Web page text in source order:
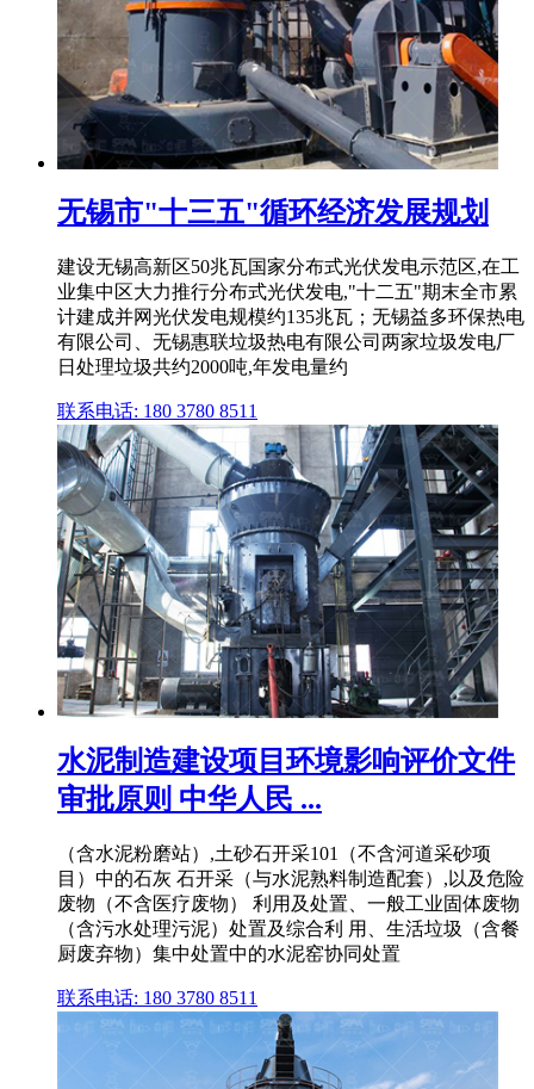
无锡市"十三五"循环经济发展规划
建设无锡高新区50兆瓦国家分布式光伏发电示范区,在工
业集中区大力推行分布式光伏发电,"十二五"期末全市累
计建成并网光伏发电规模约135兆瓦；无锡益多环保热电
有限公司、无锡惠联垃圾热电有限公司两家垃圾发电厂
日处理垃圾共约2000吨,年发电量约
联系电话: 180 3780 8511
水泥制造建设项目环境影响评价文件
审批原则 中华人民 ...
（含水泥粉磨站）,土砂石开采101（不含河道采砂项
目）中的石灰 石开采（与水泥熟料制造配套）,以及危险
废物（不含医疗废物） 利用及处置、一般工业固体废物
（含污水处理污泥）处置及综合利 用、生活垃圾（含餐
厨废弃物）集中处置中的水泥窑协同处置
联系电话: 180 3780 8511